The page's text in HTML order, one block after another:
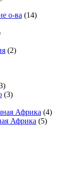
о-ва (14)
(2)
(3)
Африка (4)
Африка (5)